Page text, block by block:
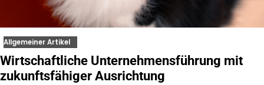
Allgemeiner Artikel
Wirtschaftliche Unternehmensführung mit
zukunftsfähiger Ausrichtung